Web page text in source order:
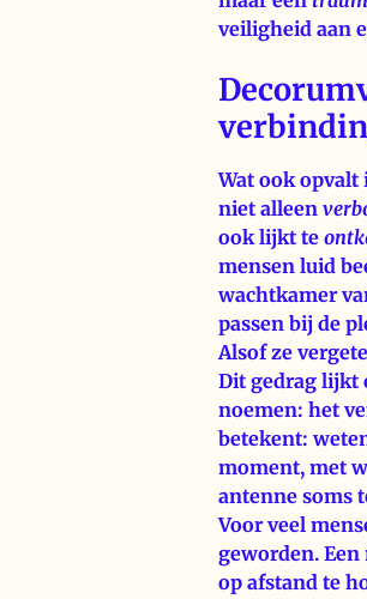
veiligheid aan
Wat ook opvalt
niet alleen
ook lijkt te
mensen luid
wachtkamer
passen bij de
Alsof ze
Dit gedrag lijkt
noemen: het
betekent:
moment, met
antenne soms
Voor veel
geworden.
op afstand te